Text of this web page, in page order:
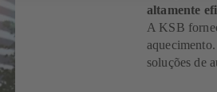
altamente
A KSB
soluções de